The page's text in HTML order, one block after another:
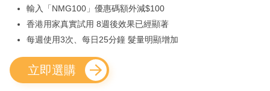
輸入「NMG100」優惠碼額外減$100
香港用家真實試用 8週後效果已經顯著
每週使用3次、每日25分鐘 髮量明顯增加
立即選購